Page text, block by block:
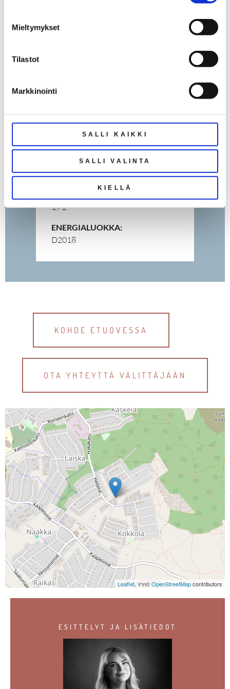
Mieltymykset
Tilastot
Markkinointi
SALLI KAIKKI
SALLI VALINTA
KIELLÄ
sopimuksen mukaan
hyvä
ASUINPINTA-
HUONELUKU:
kolmio
1 / 2
ENERGIALUOKKA:
D2018
KOHDE ETUOVESSA
OTA YHTEYTTÄ VÄLITTÄJÄÄN
Leaflet, \r\n©OpenStreetMapcontributors
ESITTELYT JA LISÄTIEDOT